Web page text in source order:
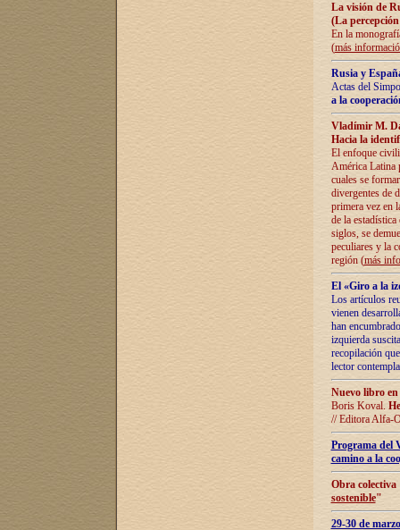
La visión de
(La
En la
(más
Rusia y
Actas del
a la
Vladímir M.
Hacia la
El enfoque
América Latina
cuales se
divergentes de
primera vez en
de la
siglos, se
peculiares y la
región (más
El «Giro a la
Los artículos
vienen
han
izquierda
recopilación
lector
Nuevo libro
Boris Koval.
// Editora Alfa-
Programa del
camino a la
Obra
sostenible"
29-30 de